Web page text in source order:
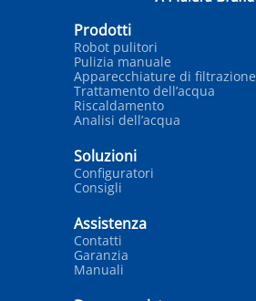
Prodotti
Robot pulitori
Pulizia manuale
Apparecchiature di filtrazione
Trattamento dell’acqua
Riscaldamento
Analisi dell’acqua
Soluzioni
Configuratori
Consigli
Assistenza
Contatti
Garanzia
Manuali